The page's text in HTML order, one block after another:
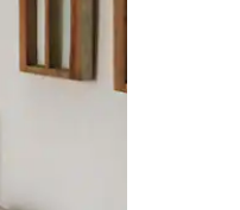
e deslizando o dedo na tela.